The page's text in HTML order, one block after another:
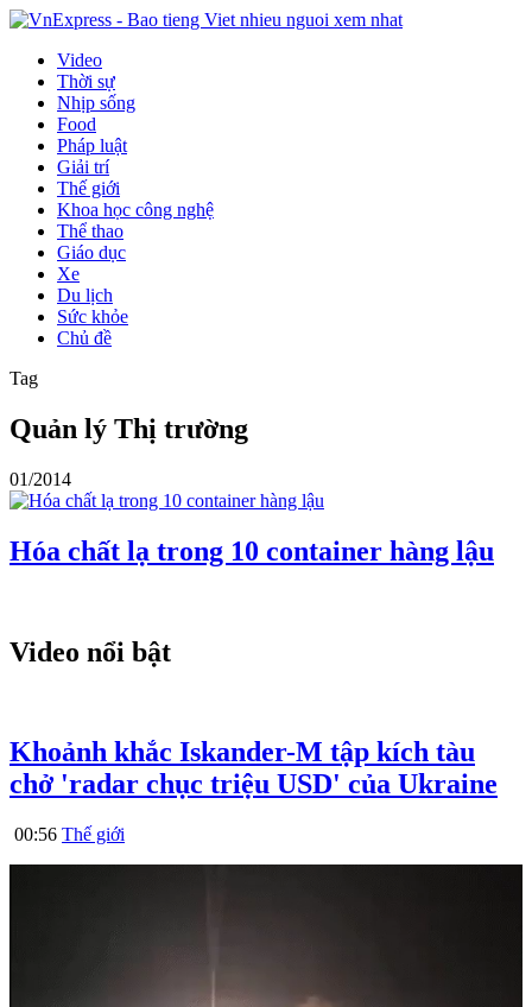
Video
Thời sự
Nhịp sống
Food
Pháp luật
Giải trí
Thế giới
Khoa học công nghệ
Thể thao
Giáo dục
Xe
Du lịch
Sức khỏe
Chủ đề
Tag
Quản lý Thị trường
01/2014
Hóa chất lạ trong 10 container hàng lậu
Video nổi bật
Khoảnh khắc Iskander-M tập kích tàu
chở 'radar chục triệu USD' của Ukraine
00:56 Thế giới